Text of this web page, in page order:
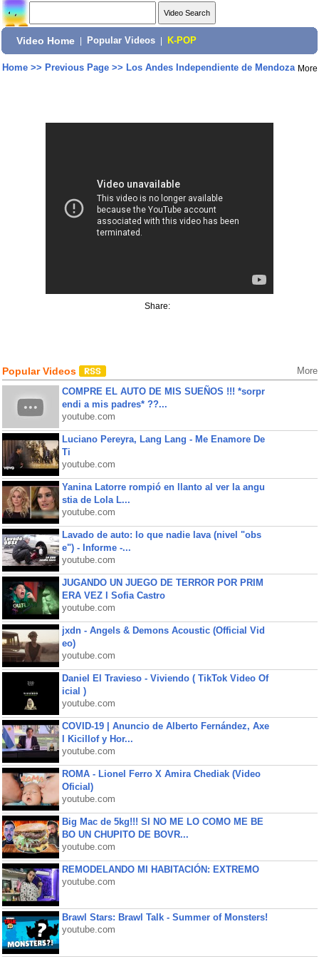
Video Home Popular Videos K-POP
Home>> Previous Page>> Los Andes Independiente de Mendoza More
Share:
Popular Videos More
COMPRE EL AUTO DE MIS SUEÑOS !!! *sorpr
endi a mis padres* ??...
youtube.com
Luciano Pereyra, Lang Lang - Me Enamore De
Ti
youtube.com
Yanina Latorre rompió en llanto al ver la angu
stia de Lola L...
youtube.com
Lavado de auto: lo que nadie lava (nivel "obs
e") - Informe -...
youtube.com
JUGANDO UN JUEGO DE TERROR POR PRIM
ERA VEZ l Sofia Castro
youtube.com
jxdn - Angels & Demons Acoustic (Official Vid
eo)
youtube.com
Daniel El Travieso - Viviendo ( TikTok Video Of
icial )
youtube.com
COVID-19 | Anuncio de Alberto Fernández, Axe
l Kicillof y Hor...
youtube.com
ROMA - Lionel Ferro X Amira Chediak (Video
Oficial)
youtube.com
Big Mac de 5kg!!! SI NO ME LO COMO ME BE
BO UN CHUPITO DE BOVR...
youtube.com
REMODELANDO MI HABITACIÓN: EXTREMO
youtube.com
Brawl Stars: Brawl Talk - Summer of Monsters!
youtube.com